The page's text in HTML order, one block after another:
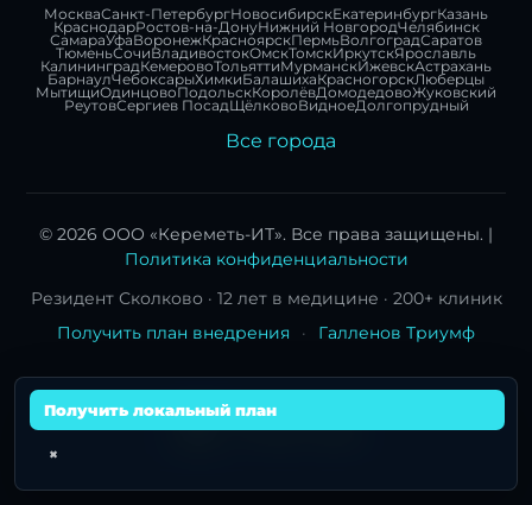
МоскваСанкт-ПетербургНовосибирскЕкатеринбургКазань
КраснодарРостов-на-ДонуНижний НовгородЧелябинск
СамараУфаВоронежКрасноярскПермьВолгоградСаратов
ТюменьСочиВладивостокОмскТомскИркутскЯрославль
КалининградКемеровоТольяттиМурманскИжевскАстрахань
БарнаулЧебоксарыХимкиБалашихаКрасногорскЛюберцы
МытищиОдинцовоПодольскКоролёвДомодедовоЖуковский
РеутовСергиев ПосадЩёлковоВидноеДолгопрудный
Все города
© 2026 ООО «Кереметь-ИТ». Все права защищены. |
Политика конфиденциальности
Резидент Сколково · 12 лет в медицине · 200+ клиник
Получить план внедрения
· Галленов Триумф
Получить локальный план
×